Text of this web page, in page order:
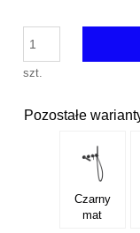
szt.
Pozostałe
Czarny
mat